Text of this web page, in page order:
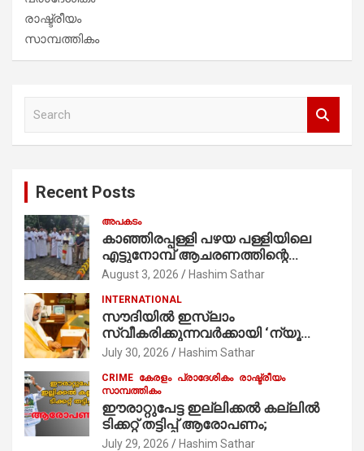
രാഷ്ട്രീയം
സാമ്പത്തികം
Recent Posts
അപകടം
കാഞ്ഞിരപ്പള്ളി പഴയ പള്ളിയിലെ
എട്ടുനോമ്പ് ആചരണത്തിന്റെ
ഭാഗമായുള്ള പന്തലിന്റെ കാൽനാട്ട്
കുര്യൻ താമരശ്ശേരി
നിർവഹിക്കുന്നു.
August 3, 2026 Hashim Sathar
INTERNATIONAL
സൗദിയില്‍ ഇസ്‌ലാം
സ്വീകരിക്കുന്നവര്‍ക്കായി ‘ന്യൂ
മുസ്ലിം’ ഡിജിറ്റല്‍ കാര്‍ഡ് സേവനം
July 30, 2026 Hashim Sathar
CRIME കേരളം പ്രാദേശികം രാഷ്ട്രീയം
സാമ്പത്തികം
ഈരാറ്റുപേട്ട ഇല്ലിക്കൽ കല്ലിൽ
ടിക്കറ്റ് തട്ടിപ്പ് ആരോപണം;
July 29, 2026 Hashim Sathar